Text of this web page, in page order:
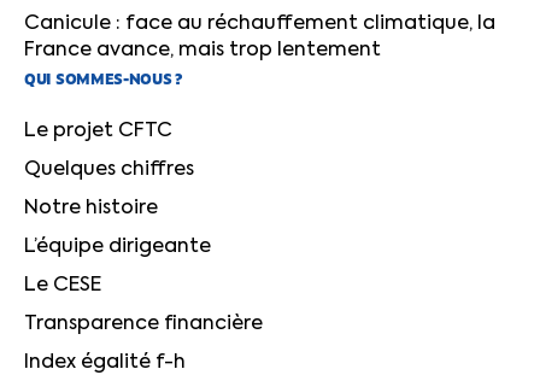
Canicule : face au réchauffement climatique, la
France avance, mais trop lentement
QUI SOMMES-NOUS ?
Le projet CFTC
Quelques chiffres
Notre histoire
L’équipe dirigeante
Le CESE
Transparence financière
Index égalité f-h